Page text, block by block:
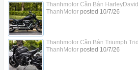
Thanhmotor Cần Bán
ThanhMotorposted 10/7/26
Thanhmotor Cần Bán Triumph
ThanhMotorposted 10/7/26